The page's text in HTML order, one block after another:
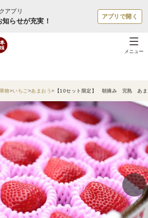
アプリ
らせが充実！
アプリで開く
メニュー
果物 いちご あまおう 【10セット限定】 朝摘み 完熟 あ